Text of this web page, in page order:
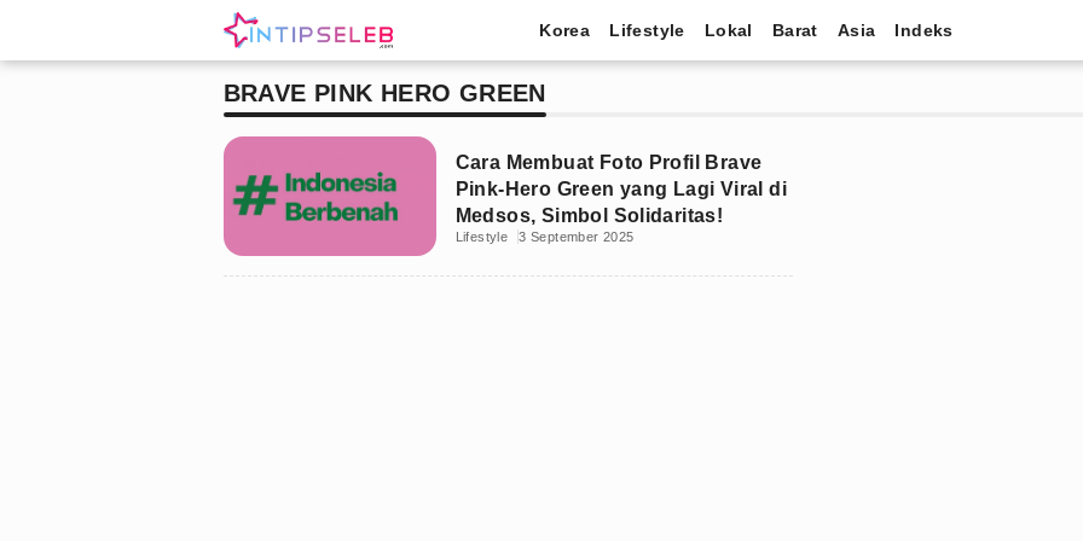
Korea Lifestyle Lokal Barat Asia Indeks
BRAVE PINK HERO GREEN
Cara Membuat Foto Profil Brave
Pink-Hero Green yang Lagi Viral di
Medsos, Simbol Solidaritas!
Lifestyle 3 September 2025